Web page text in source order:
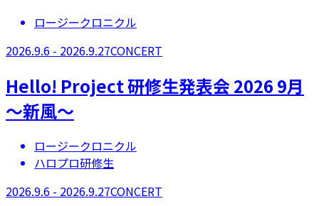
ロージークロニクル
2026.9.6 - 2026.9.27CONCERT
Hello! Project 研修生発表会 2026 9月
～新風～
ロージークロニクル
ハロプロ研修生
2026.9.6 - 2026.9.27CONCERT